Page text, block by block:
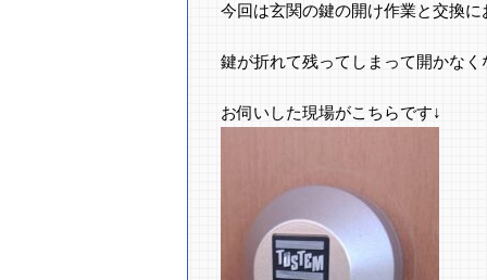
今回は玄関の鍵の開け作業と交換
鍵が折れて残ってしまって開かな
お伺いした現場がこちらです↓